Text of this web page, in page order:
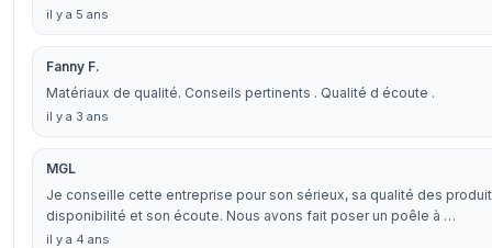
il y a 5 ans
Fanny F.
Matériaux de qualité. Conseils pertinents . Qualité d écoute .
il y a 3 ans
MGL
Je conseille cette entreprise pour son sérieux, sa qualité des
disponibilité et son écoute. Nous avons fait poser un poêle à …
il y a 4 ans